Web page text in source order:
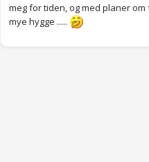
meg for tiden, og med planer
mye hygge .....